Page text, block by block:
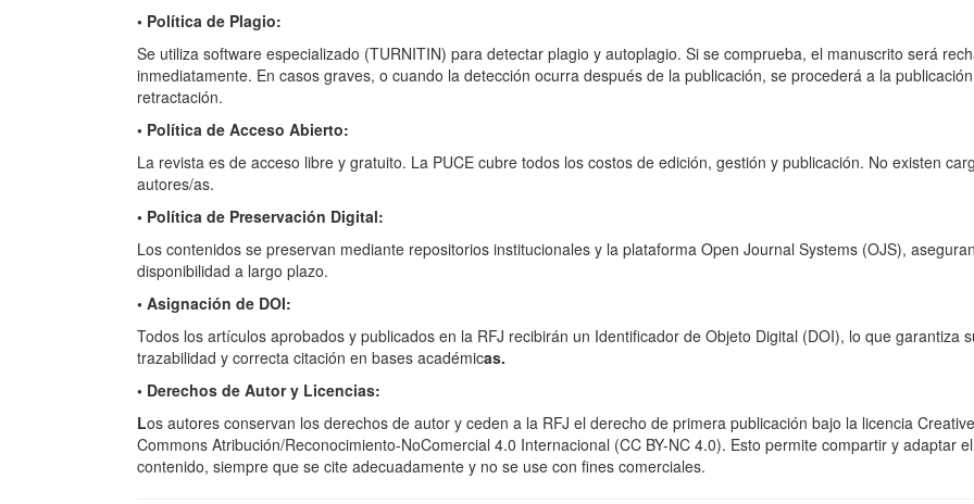
• Política de Plagio:
Se utiliza software especializado (TURNITIN) para detectar plagio y autoplagio. Si se comprueba, el manuscrito será
inmediatamente. En casos graves, o cuando la detección ocurra después de la publicación, se procederá a la
retractación.
• Política de Acceso Abierto:
La revista es de acceso libre y gratuito. La PUCE cubre todos los costos de edición, gestión y publicación. No existen
autores/as.
• Política de Preservación Digital:
Los contenidos se preservan mediante repositorios institucionales y la plataforma Open Journal Systems (OJS),
disponibilidad a largo plazo.
• Asignación de DOI:
Todos los artículos aprobados y publicados en la RFJ recibirán un Identificador de Objeto Digital (DOI), lo que garantiza
trazabilidad y correcta citación en bases académicas.
• Derechos de Autor y Licencias:
Los autores conservan los derechos de autor y ceden a la RFJ el derecho de primera publicación bajo la licencia Creative
Commons Atribución/Reconocimiento-NoComercial 4.0 Internacional (CC BY-NC 4.0). Esto permite compartir y adaptar el
contenido, siempre que se cite adecuadamente y no se use con fines comerciales.